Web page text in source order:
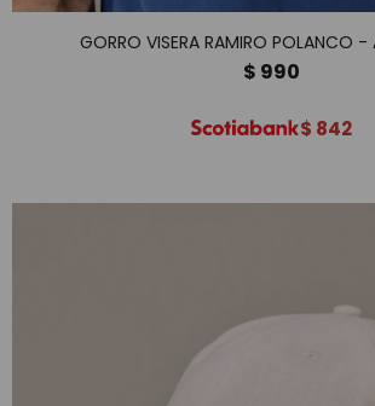
GORRO VISERA RAMIRO POLANCO
$ 990
$ 842